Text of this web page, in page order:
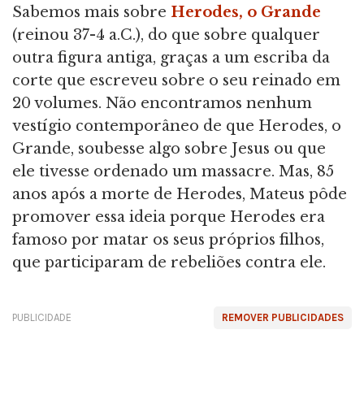
Sabemos mais sobre Herodes, o Grande
(reinou 37-4 a.C.), do que sobre qualquer
outra figura antiga, graças a um escriba da
corte que escreveu sobre o seu reinado em
20 volumes. Não encontramos nenhum
vestígio contemporâneo de que Herodes, o
Grande, soubesse algo sobre Jesus ou que
ele tivesse ordenado um massacre. Mas, 85
anos após a morte de Herodes, Mateus pôde
promover essa ideia porque Herodes era
famoso por matar os seus próprios filhos,
que participaram de rebeliões contra ele.
REMOVER PUBLICIDADES
PUBLICIDADE